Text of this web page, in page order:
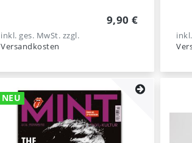
9,90 €
inkl. ges. MwSt. zzgl.
Versandkosten
NEU